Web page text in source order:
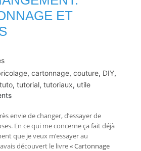
ET
, cartonnage, couture, DIY,
tuto, tutorial, tutoriaux, utile
envie de changer, d’essayer de
En ce qui me concerne ça fait déjà
que je veux m’essayer au
découvert le livre« Cartonnage